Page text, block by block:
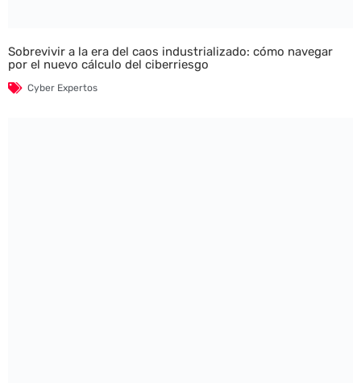
Sobrevivir a la era del caos industrializado: cómo navegar
por el nuevo cálculo del ciberriesgo
Cyber Expertos